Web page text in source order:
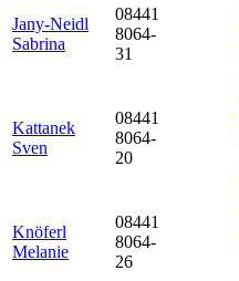
Jany-Neidl
Sabrina
08441
8064-
31
Kattanek
Sven
08441
8064-
20
Knöferl
Melanie
08441
8064-
26